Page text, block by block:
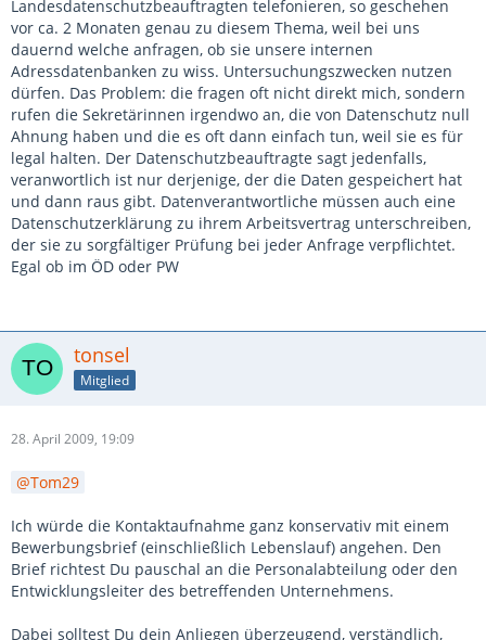
Landesdatenschutzbeauftragten telefonieren, so geschehen
vor ca. 2 Monaten genau zu diesem Thema, weil bei uns
dauernd welche anfragen, ob sie unsere internen
Adressdatenbanken zu wiss. Untersuchungszwecken nutzen
dürfen. Das Problem: die fragen oft nicht direkt mich, sondern
rufen die Sekretärinnen irgendwo an, die von Datenschutz null
Ahnung haben und die es oft dann einfach tun, weil sie es für
legal halten. Der Datenschutzbeauftragte sagt jedenfalls,
veranwortlich ist nur derjenige, der die Daten gespeichert hat
und dann raus gibt. Datenverantwortliche müssen auch eine
Datenschutzerklärung zu ihrem Arbeitsvertrag unterschreiben,
der sie zu sorgfältiger Prüfung bei jeder Anfrage verpflichtet.
Egal ob im ÖD oder PW
tonsel
Mitglied
28. April 2009, 19:09
Tom29
Ich würde die Kontaktaufnahme ganz konservativ mit einem
Bewerbungsbrief (einschließlich Lebenslauf) angehen. Den
Brief richtest Du pauschal an die Personalabteilung oder den
Entwicklungsleiter des betreffenden Unternehmens.
Dabei solltest Du dein Anliegen überzeugend, verständlich,